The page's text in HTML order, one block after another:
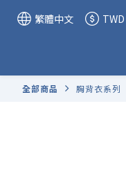
繁體中文 TWD
全部商品 胸背衣系列